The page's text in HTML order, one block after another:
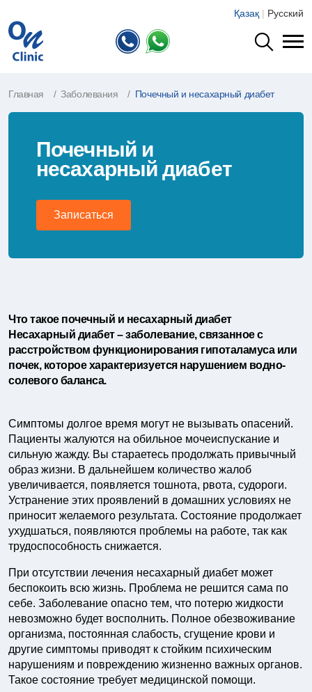
Қазақ | Русский
Главная Заболевания Почечный и несахарный диабет
Почечный и
несахарный диабет
Записаться
Что такое почечный и несахарный диабет
Несахарный диабет – заболевание, связанное с
расстройством функционирования гипоталамуса или
почек, которое характеризуется нарушением водно-
солевого баланса.
Симптомы долгое время могут не вызывать опасений.
Пациенты жалуются на обильное мочеиспускание и
сильную жажду. Вы стараетесь продолжать привычный
образ жизни. В дальнейшем количество жалоб
увеличивается, появляется тошнота, рвота, судороги.
Устранение этих проявлений в домашних условиях не
приносит желаемого результата. Состояние продолжает
ухудшаться, появляются проблемы на работе, так как
трудоспособность снижается.
При отсутствии лечения несахарный диабет может
беспокоить всю жизнь. Проблема не решится сама по
себе. Заболевание опасно тем, что потерю жидкости
невозможно будет восполнить. Полное обезвоживание
организма, постоянная слабость, сгущение крови и
другие симптомы приводят к стойким психическим
нарушениям и повреждению жизненно важных органов.
Такое состояние требует медицинской помощи.